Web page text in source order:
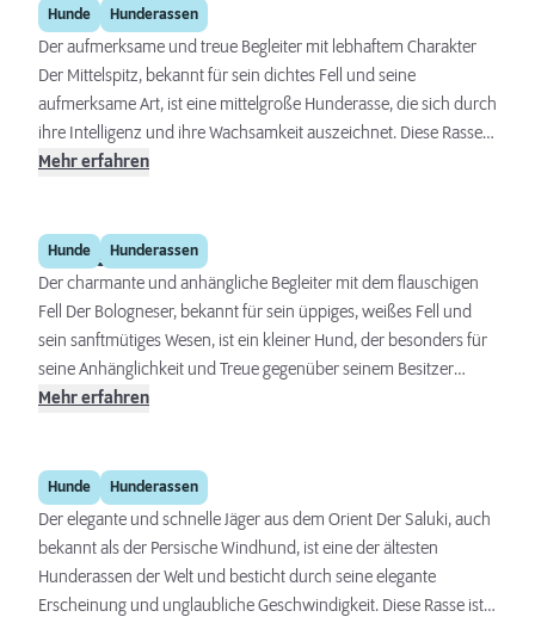
zu einem idealen Begleiter für aktive Menschen und Familien, die
bereit sind, sich mit ihm zu beschäftigen und ihn geistig wie
körperlich zu fordern.
Hunde Hunderassen
Mittelspitz
Der aufmerksame und treue Begleiter mit lebhaftem Charakter
Der Mittelspitz, bekannt für sein dichtes Fell und seine
aufmerksame Art, ist eine mittelgroße Hunderasse, die sich durch
ihre Intelligenz und ihre Wachsamkeit auszeichnet. Diese Rasse
ist besonders anpassungsfähig und eignet sich hervorragend für
und ausreichend Beschäftigung sind wichtig, um diesen Hund
zufrieden und ausgeglichen zu halten.
Mehr erfahren
Hunde Hunderassen
Bologneser
Der charmante und anhängliche Begleiter mit dem flauschigen
Fell Der Bologneser, bekannt für sein üppiges, weißes Fell und
sein sanftmütiges Wesen, ist ein kleiner Hund, der besonders für
seine Anhänglichkeit und Treue gegenüber seinem Besitzer
geschätzt wird. Diese Rasse ist ruhig und ausgeglichen, was sie
angemessene geistige sowie körperliche Beschäftigung sind
wichtig, um diesen Hund zufrieden und gesund zu halten.
Mehr erfahren
Hunde Hunderassen
Saluki
Der elegante und schnelle Jäger aus dem Orient Der Saluki, auch
bekannt als der Persische Windhund, ist eine der ältesten
Hunderassen der Welt und besticht durch seine elegante
Erscheinung und unglaubliche Geschwindigkeit. Diese Rasse ist